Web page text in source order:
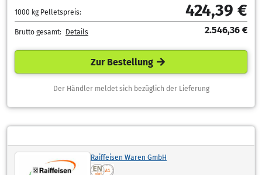
1000 kg Pelletspreis: 424,39 €
Brutto gesamt: Details 2.546,36 €
Zur Bestellung
Der Händler meldet sich bezüglich der Lieferung
Raiffeisen Waren GmbH